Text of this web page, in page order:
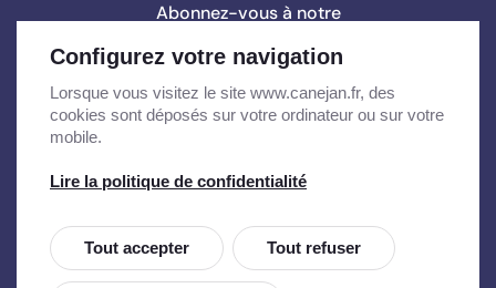
Configurez votre navigation
Lorsque vous visitez le site www.canejan.fr, des
cookies sont déposés sur votre ordinateur ou sur votre
mobile.
Lire la politique de confidentialité
Tout accepter Tout refuser
Abonnez-vous à notre
information municipale !
Charte d'utilisation
Mentions légales